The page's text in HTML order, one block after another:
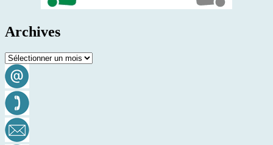
Archives
Archives